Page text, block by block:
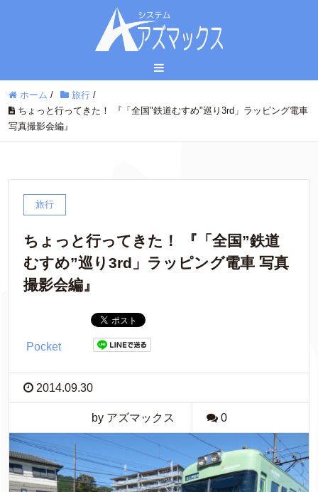
ホーム / 旅行 /
ちょっと行ってきた！ 『「全国"鉄道むすめ"巡り3rd」ラッピング電車
写真撮影会編』
旅行
ちょっと行ってきた！ 『「全国”鉄道
むすめ”巡り3rd」ラッピング電車 写真
撮影会編』
Pocket
2014.09.30
by アズマックス 0